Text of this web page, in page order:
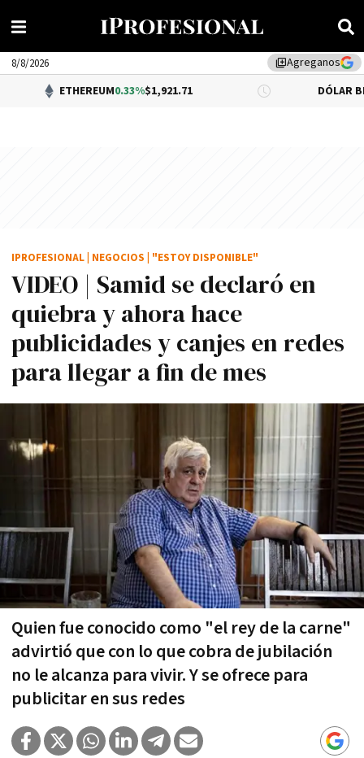
library_addAgreganos
8/8/2026
0.33%$1,921.71 DÓLAR BNA $1,520.00
VIDEO | Samid se declaró en
quiebra y ahora hace
publicidades y canjes en redes
para llegar a fin de mes
Quien fue conocido como "el rey de la carne"
advirtió que con lo que cobra de jubilación
no le alcanza para vivir. Y se ofrece para
publicitar en sus redes
IPROFESIONAL NEGOCIOS "ESTOY DISPONIBLE"